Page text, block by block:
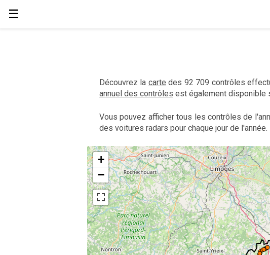
☰
Découvrez la carte des 92 709 contrôles
annuel des contrôles est également disponible
Vous pouvez afficher tous les contrôles de
des voitures radars pour chaque jour de l'année.
+
−